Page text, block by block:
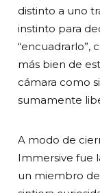
distinto a uno
instinto para
“encuadrarlo”,
más bien de
cámara como
sumamente
A modo de
Immersive fue
un miembro